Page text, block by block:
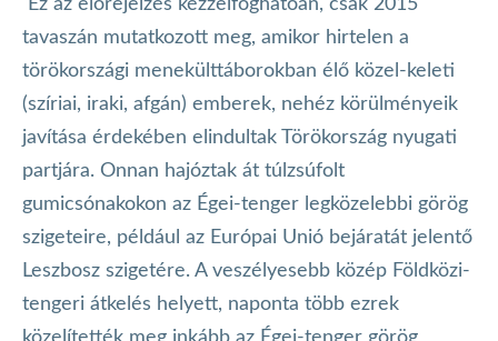
Ez az előrejelzés kézzelfoghatóan, csak 2015
tavaszán mutatkozott meg, amikor hirtelen a
törökországi menekülttáborokban élő közel-keleti
(szíriai, iraki, afgán) emberek, nehéz körülményeik
javítása érdekében elindultak Törökország nyugati
partjára. Onnan hajóztak át túlzsúfolt
gumicsónakokon az Égei-tenger legközelebbi görög
szigeteire, például az Európai Unió bejáratát jelentő
Leszbosz szigetére. A veszélyesebb közép Földközi-
tengeri átkelés helyett, naponta több ezrek